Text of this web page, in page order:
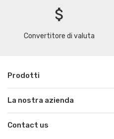
attach_money
Convertitore di valuta
Prodotti
La nostra azienda
Contact us